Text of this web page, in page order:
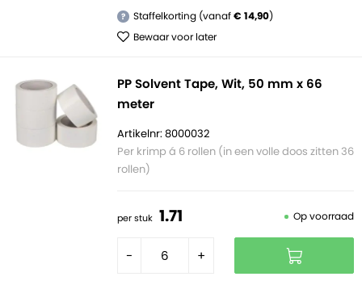
? Staffelkorting (vanaf€ 14,90)
Bewaar voor later
PP Solvent Tape, Wit, 50 mm x 66
meter
Artikelnr: 8000032
Per krimp á 6 rollen (in een volle doos zitten 36
rollen)
per stuk 1.71 Op voorraad
- +